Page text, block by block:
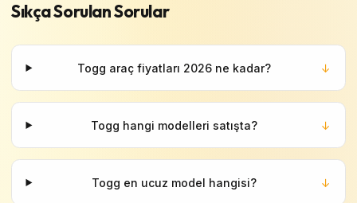
Sıkça Sorulan Sorular
Togg araç fiyatları 2026 ne kadar? ↓
Togg hangi modelleri satışta? ↓
Togg en ucuz model hangisi? ↓